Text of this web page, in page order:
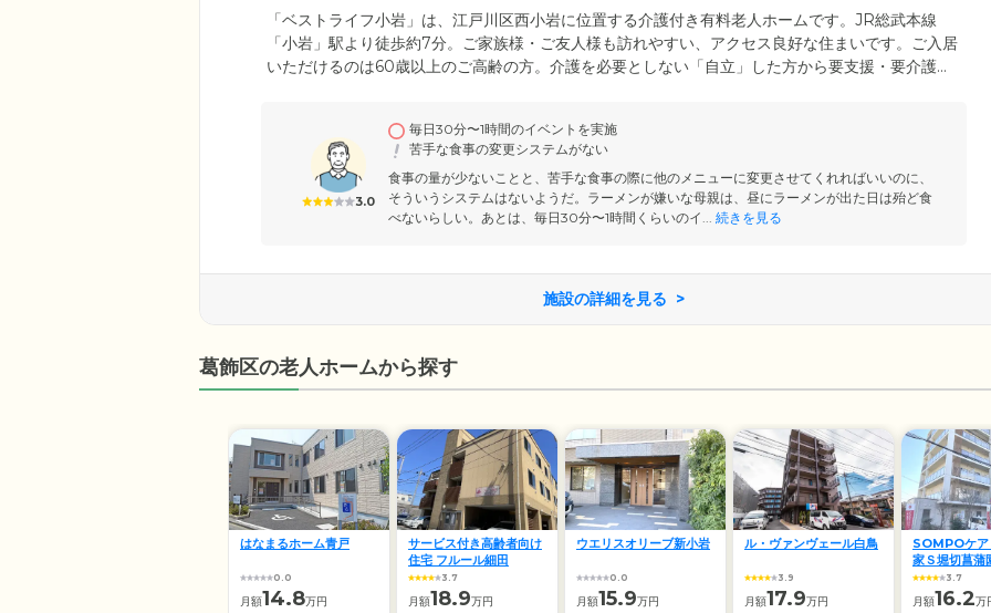
「ベストライフ小岩」は、江戸川区西小岩に位置する介護付き有料老人ホームです。JR総武本線
「小岩」駅より徒歩約7分。ご家族様・ご友人様も訪れやすい、アクセス良好な住まいです。ご入居
いただけるのは60歳以上のご高齢の方。介護を必要としない「自立」した方から要支援・要介護の
らに自室で介護を受けられますので、介護度の高い方もご安心ください。
3.0
毎日30分〜1時間のイベントを実施
苦手な食事の変更システムがない
食事の量が少ないことと、苦手な食事の際に他のメニューに変更させてくれればいいのに、
そういうシステムはないようだ。ラーメンが嫌いな母親は、昼にラーメンが出た日は殆ど食
べないらしい。あとは、毎日30分〜1時間くらいのイ... 続きを見る
施設の詳細を見る
葛飾区の老人ホームから探す
はなまるホーム青戸
0.0
月額14.8万円
サービス付き高齢者向け
住宅 フルール細田
3.7
月額18.9万円
ウエリスオリーブ新小岩
0.0
月額15.9万円
ル・ヴァンヴェール白鳥
3.9
月額17.9万円
SOMPOケア
家Ｓ堀切菖蒲
3.7
月額16.2万